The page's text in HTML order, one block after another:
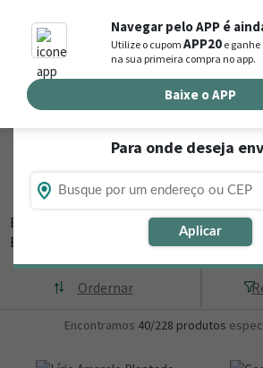
Navegar pelo APP é
Utilize o cupomAPP20 e ganhe
na sua primeira compra no app.
Baixe o APP
Busca de produtos
Buscar por endereço de entrega
Para onde deseja
Aplicar
Flores, Cestas e Presentes
Sandolândia - TO
Está procurando loja de presente online em
Então, navegue na Nova
Ordernar
Encontramos 40/228 produtos